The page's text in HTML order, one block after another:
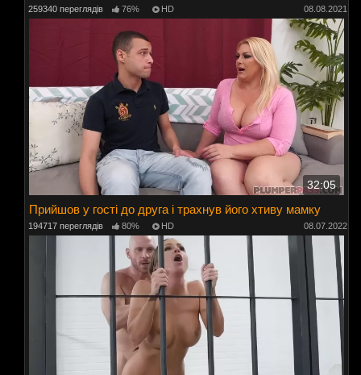
259340 переглядів 76% HD 08.08.2021
32:05
Прийшов у гості до друга і трахнув його хтиву мамку
194717 переглядів 80% HD 08.07.2022